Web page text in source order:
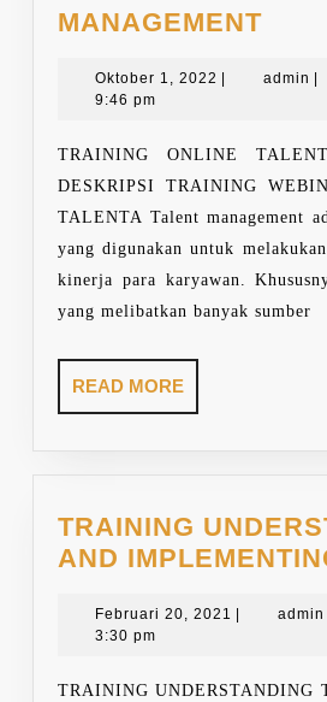
MANAGEMENT
Oktober 1, 2022 Oktober
| admin |
9:46 pm
TRAINING ONLINE
DESKRIPSI TRAINING
TALENTA Talent management
yang digunakan untuk
kinerja para karyawan.
yang melibatkan banyak sumber
READ MOREREAD
MORE
TRAINING
AND
Februari 20, 2021 Februariadmin
3:30 pm
TRAINING UNDERSTANDING